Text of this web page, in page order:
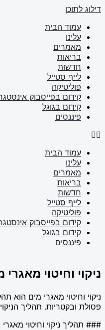
דילוג לתוכן
עמוד הבית
עלינו
מאמרים
בריאות
חדשות
לייף סטייל
פוליטיקה
קידום בפייסבוק
קידום בגוגל
פיננסים
עמוד הבית
עלינו
מאמרים
בריאות
חדשות
לייף סטייל
פוליטיקה
קידום בפייסבוק
קידום בגוגל
פיננסים
ניקוי וחיטוי מאגרי
ניקוי וחיטוי מאגרי מים הוא
פסולת ובקטריות. תהליך
### תהליך ניקוי וחיטוי